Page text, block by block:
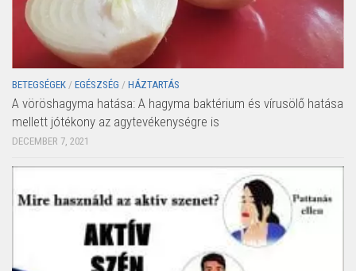
BETEGSÉGEK / EGÉSZSÉG / HÁZTARTÁS
A vöröshagyma hatása: A hagyma baktérium és vírusölő hatása
mellett jótékony az agytevékenységre is
DECEMBER 7, 2021